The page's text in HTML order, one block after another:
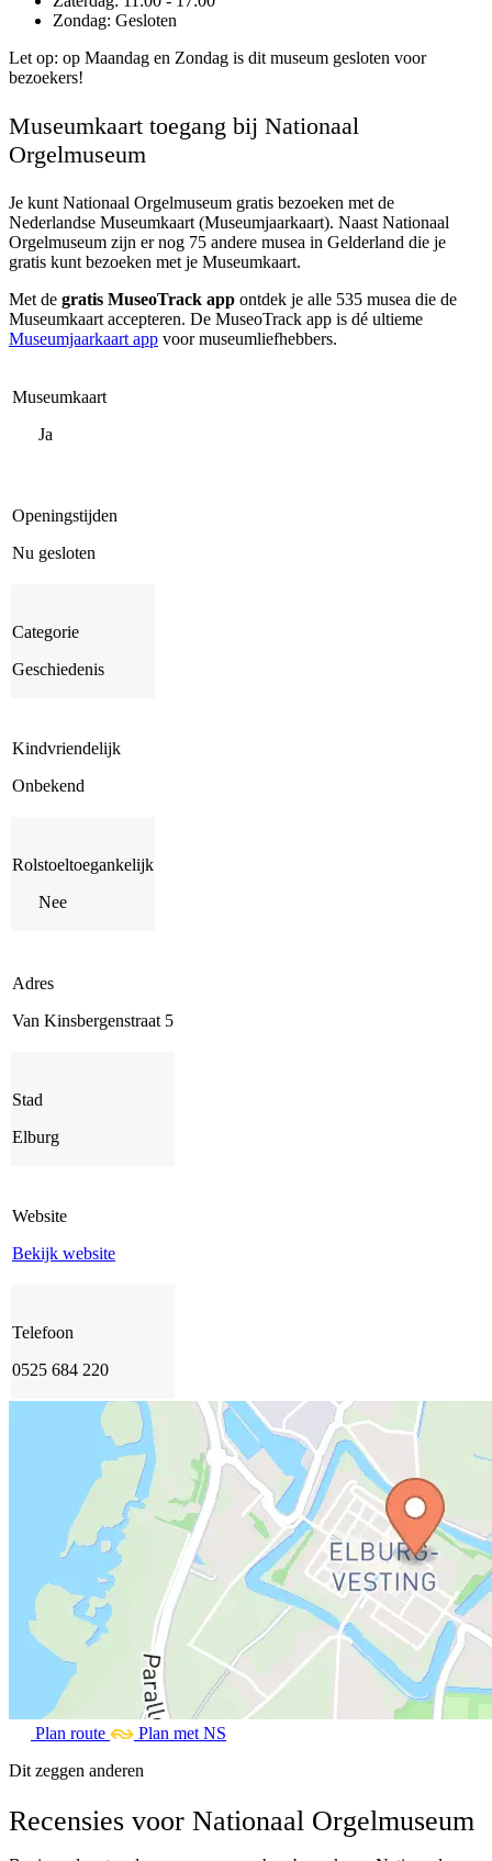
Zondag: Gesloten
Let op: op Maandag en Zondag is dit museum gesloten voor
bezoekers!
Museumkaart toegang bij Nationaal
Orgelmuseum
Je kunt Nationaal Orgelmuseum gratis bezoeken met de
Nederlandse Museumkaart (Museumjaarkaart). Naast Nationaal
Orgelmuseum zijn er nog 75 andere musea in Gelderland die je
gratis kunt bezoeken met je Museumkaart.
Met de gratis MuseoTrack app ontdek je alle 535 musea die de
Museumkaart accepteren. De MuseoTrack app is dé ultieme
Museumjaarkaart app voor museumliefhebbers.
Museumkaart
Ja
Openingstijden
Nu gesloten
Categorie
Geschiedenis
Kindvriendelijk
Onbekend
Rolstoeltoegankelijk
Nee
Adres
Van Kinsbergenstraat 5
Stad
Elburg
Website
Bekijk website
Telefoon
0525 684 220
Plan route
Plan met NS
Dit zeggen anderen
Recensies voor Nationaal Orgelmuseum